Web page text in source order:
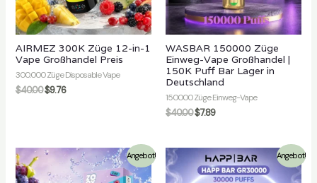
AIRMEZ 300K Züge 12-in-1
Vape Großhandel Preis
300.000 Züge Disposable Vape
$40.00$9.76
WASBAR 150000 Züge
Einweg-Vape Großhandel |
150K Puff Bar Lager in
Deutschland
150000 Züge Einweg-Vape
$40.00$7.89
Angebot! Angebot!